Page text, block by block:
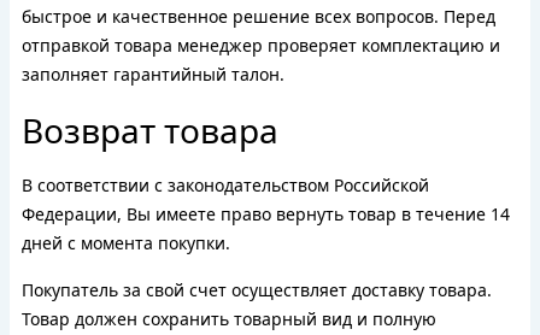
быстрое и качественное решение всех вопросов. Перед
отправкой товара менеджер проверяет комплектацию и
заполняет гарантийный талон.
Возврат товара
В соответствии с законодательством Российской
Федерации, Вы имеете право вернуть товар в течение 14
дней с момента покупки.
Покупатель за свой счет осуществляет доставку товара.
Товар должен сохранить товарный вид и полную